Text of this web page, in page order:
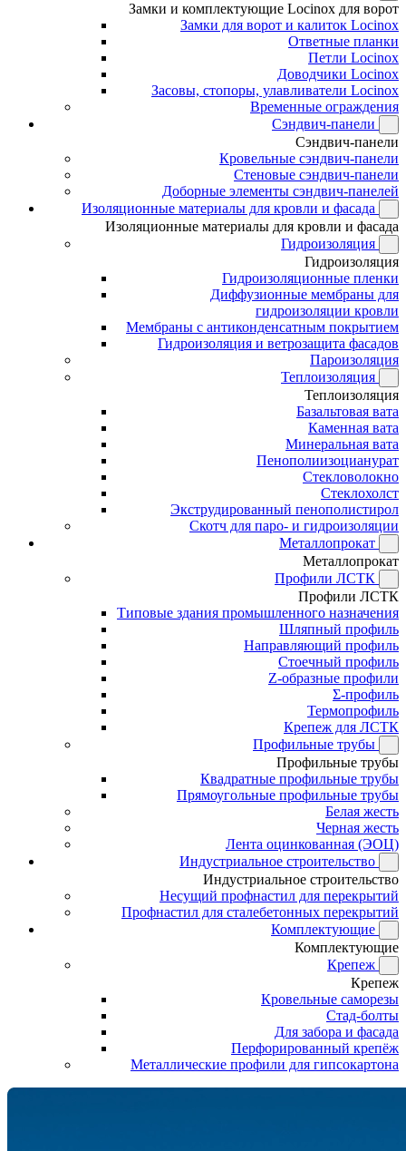
Замки и комплектующие Locinox для ворот
Замки для ворот и калиток Locinox
Ответные планки
Петли Locinox
Доводчики Locinox
Засовы, стопоры, улавливатели Locinox
Временные ограждения
Сэндвич-панели
Сэндвич-панели
Кровельные сэндвич-панели
Стеновые сэндвич-панели
Доборные элементы сэндвич-панелей
Изоляционные материалы для кровли и фасада
Изоляционные материалы для кровли и фасада
Гидроизоляция
Гидроизоляция
Гидроизоляционные пленки
Диффузионные мембраны для
гидроизоляции кровли
Мембраны с антиконденсатным покрытием
Гидроизоляция и ветрозащита фасадов
Пароизоляция
Теплоизоляция
Теплоизоляция
Базальтовая вата
Каменная вата
Минеральная вата
Пенополиизоцианурат
Стекловолокно
Стеклохолст
Экструдированный пенополистирол
Скотч для паро- и гидроизоляции
Металлопрокат
Металлопрокат
Профили ЛСТК
Профили ЛСТК
Типовые здания промышленного назначения
Шляпный профиль
Направляющий профиль
Стоечный профиль
Z-образные профили
Σ-профиль
Термопрофиль
Крепеж для ЛСТК
Профильные трубы
Профильные трубы
Квадратные профильные трубы
Прямоугольные профильные трубы
Белая жесть
Черная жесть
Лента оцинкованная (ЭОЦ)
Индустриальное строительство
Индустриальное строительство
Несущий профнастил для перекрытий
Профнастил для сталебетонных перекрытий
Комплектующие
Комплектующие
Крепеж
Крепеж
Кровельные саморезы
Стад-болты
Для забора и фасада
Перфорированный крепёж
Металлические профили для гипсокартона